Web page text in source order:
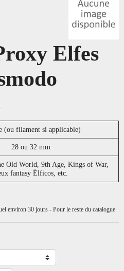
Elfes
(ou filament si applicable)
28 ou 32 mm
Old World, 9th Age, Kings of War,
fantasy Élficos, etc.
environ 30 jours - Pour le reste du catalogue